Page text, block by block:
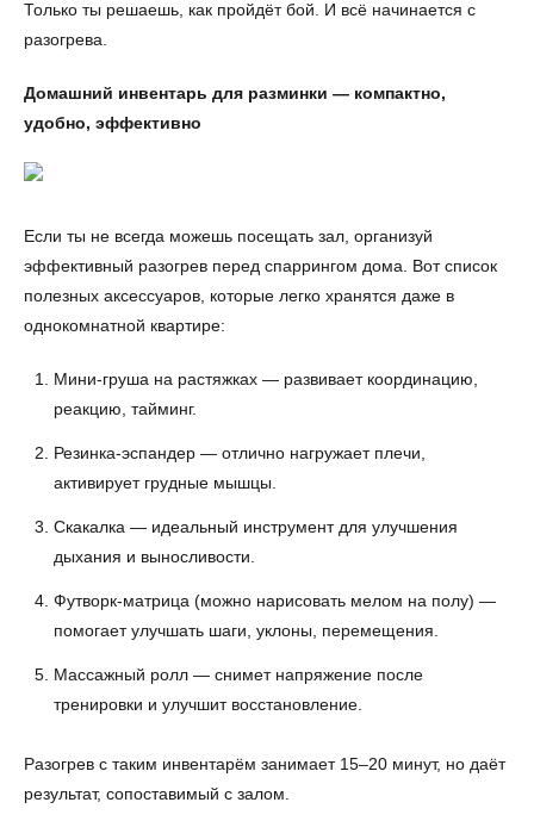
Только ты решаешь, как пройдёт бой. И всё начинается с
разогрева.
Домашний инвентарь для разминки — компактно,
удобно, эффективно
Если ты не всегда можешь посещать зал, организуй
эффективный разогрев перед спаррингом дома. Вот список
полезных аксессуаров, которые легко хранятся даже в
однокомнатной квартире:
Мини-груша на растяжках — развивает координацию,
реакцию, тайминг.
Резинка-эспандер — отлично нагружает плечи,
активирует грудные мышцы.
Скакалка — идеальный инструмент для улучшения
дыхания и выносливости.
Футворк-матрица (можно нарисовать мелом на полу) —
помогает улучшать шаги, уклоны, перемещения.
Массажный ролл — снимет напряжение после
тренировки и улучшит восстановление.
Разогрев с таким инвентарём занимает 15–20 минут, но даёт
результат, сопоставимый с залом.